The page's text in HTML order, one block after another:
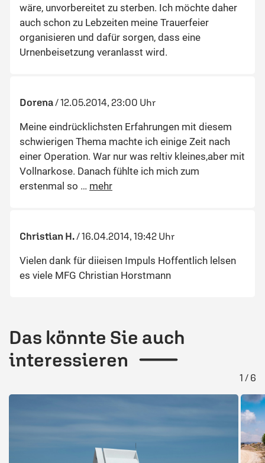
wäre, unvorbereitet zu sterben. Ich möchte daher
auch schon zu Lebzeiten meine Trauerfeier
organisieren und dafür sorgen, dass eine
Urnenbeisetzung veranlasst wird.
Dorena/12.05.2014, 23:00 Uhr
Meine eindrücklichsten Erfahrungen mit diesem
schwierigen Thema machte ich einige Zeit nach
einer Operation. War nur was reltiv kleines,aber mit
Vollnarkose. Danach fühlte ich mich zum
erstenmal so … mehr
Christian H./16.04.2014, 19:42 Uhr
Vielen dank für diieisen Impuls Hoffentlich lelsen
es viele MFG Christian Horstmann
Das könnte Sie auch
interessieren
1 / 6